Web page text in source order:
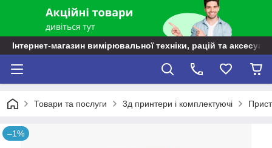
Інтернет-магазин вимірювальної техніки, рацій та
Товари та послуги 3д принтери і комплектуючі
–1%